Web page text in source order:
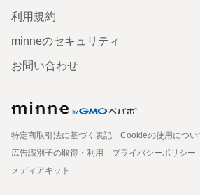
利用規約
minneのセキュリティ
お問い合わせ
特定商取引法に基づく表記
Cookieの使用につい
広告識別子の取得・利用
プライバシーポリシー
メディアキット